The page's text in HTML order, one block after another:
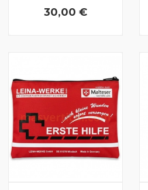
30,00 €